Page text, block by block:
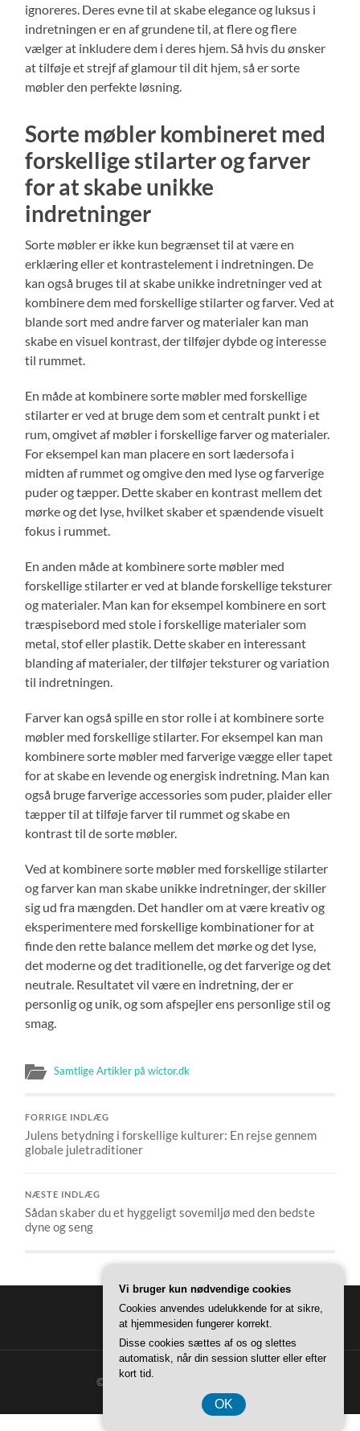
ignoreres. Deres evne til at skabe elegance og luksus i
indretningen er en af grundene til, at flere og flere
vælger at inkludere dem i deres hjem. Så hvis du ønsker
at tilføje et strejf af glamour til dit hjem, så er sorte
møbler den perfekte løsning.
Sorte møbler kombineret med
forskellige stilarter og farver
for at skabe unikke
indretninger
Sorte møbler er ikke kun begrænset til at være en
erklæring eller et kontrastelement i indretningen. De
kan også bruges til at skabe unikke indretninger ved at
kombinere dem med forskellige stilarter og farver. Ved at
blande sort med andre farver og materialer kan man
skabe en visuel kontrast, der tilføjer dybde og interesse
til rummet.
En måde at kombinere sorte møbler med forskellige
stilarter er ved at bruge dem som et centralt punkt i et
rum, omgivet af møbler i forskellige farver og materialer.
For eksempel kan man placere en sort lædersofa i
midten af ​​rummet og omgive den med lyse og farverige
puder og tæpper. Dette skaber en kontrast mellem det
mørke og det lyse, hvilket skaber et spændende visuelt
fokus i rummet.
En anden måde at kombinere sorte møbler med
forskellige stilarter er ved at blande forskellige teksturer
og materialer. Man kan for eksempel kombinere en sort
træspisebord med stole i forskellige materialer som
metal, stof eller plastik. Dette skaber en interessant
blanding af materialer, der tilføjer teksturer og variation
til indretningen.
Farver kan også spille en stor rolle i at kombinere sorte
møbler med forskellige stilarter. For eksempel kan man
kombinere sorte møbler med farverige vægge eller tapet
for at skabe en levende og energisk indretning. Man kan
også bruge farverige accessories som puder, plaider eller
tæpper til at tilføje farver til rummet og skabe en
kontrast til de sorte møbler.
Ved at kombinere sorte møbler med forskellige stilarter
og farver kan man skabe unikke indretninger, der skiller
sig ud fra mængden. Det handler om at være kreativ og
eksperimentere med forskellige kombinationer for at
finde den rette balance mellem det mørke og det lyse,
det moderne og det traditionelle, og det farverige og det
neutrale. Resultatet vil være en indretning, der er
personlig og unik, og som afspejler ens personlige stil og
smag.
Samtlige Artikler på wictor.dk
FORRIGE INDLÆG
Julens betydning i forskellige kulturer: En rejse gennem
globale juletraditioner
NÆSTE INDLÆG
Sådan skaber du et hyggeligt sovemiljø med den bedste
dyne og seng
© 2026
Vi bruger kun nødvendige cookies
Cookies anvendes udelukkende for at sikre,
at hjemmesiden fungerer korrekt.
Disse cookies sættes af os og slettes
automatisk, når din session slutter eller efter
kort tid.
OK